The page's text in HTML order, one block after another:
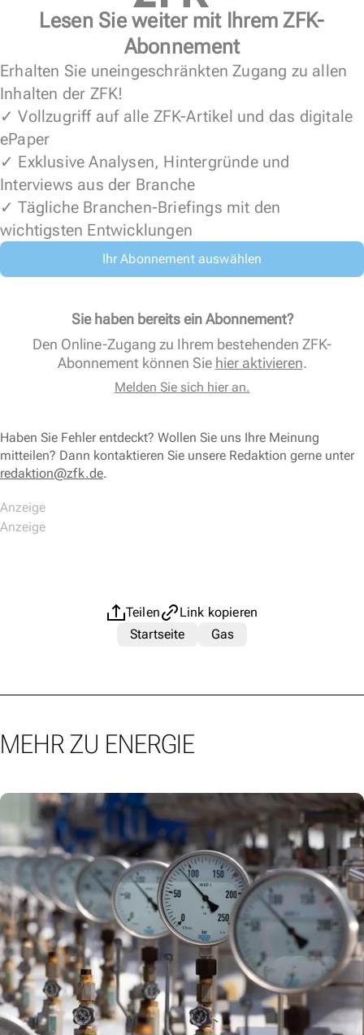
Lesen Sie weiter mit Ihrem ZFK-
Abonnement
Erhalten Sie uneingeschränkten Zugang zu allen
Inhalten der ZFK!
✓ Vollzugriff auf alle ZFK-Artikel und das digitale
ePaper
✓ Exklusive Analysen, Hintergründe und
Interviews aus der Branche
✓ Tägliche Branchen-Briefings mit den
wichtigsten Entwicklungen
Ihr Abonnement auswählen
Sie haben bereits ein Abonnement?
Den Online-Zugang zu Ihrem bestehenden ZFK-
Abonnement können Sie hier aktivieren.
Melden Sie sich hier an.
Haben Sie Fehler entdeckt? Wollen Sie uns Ihre Meinung
mitteilen? Dann kontaktieren Sie unsere Redaktion gerne unter
redaktion@zfk.de.
Teilen
Link kopieren
Startseite
Gas
MEHR ZU ENERGIE